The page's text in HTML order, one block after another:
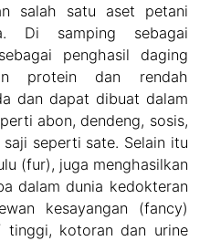
salah satu aset petani
Di samping sebagai
penghasil daging
protein dan rendah
dan dapat dibuat dalam
abon, dendeng, sosis,
seperti sate. Selain itu
(fur), juga menghasilkan
dalam dunia kedokteran
kesayangan (fancy)
tinggi, kotoran dan urine